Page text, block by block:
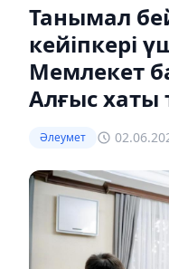
Танымал
кейіпкері
Мемлекет
Алғыс хаты
Әлеумет